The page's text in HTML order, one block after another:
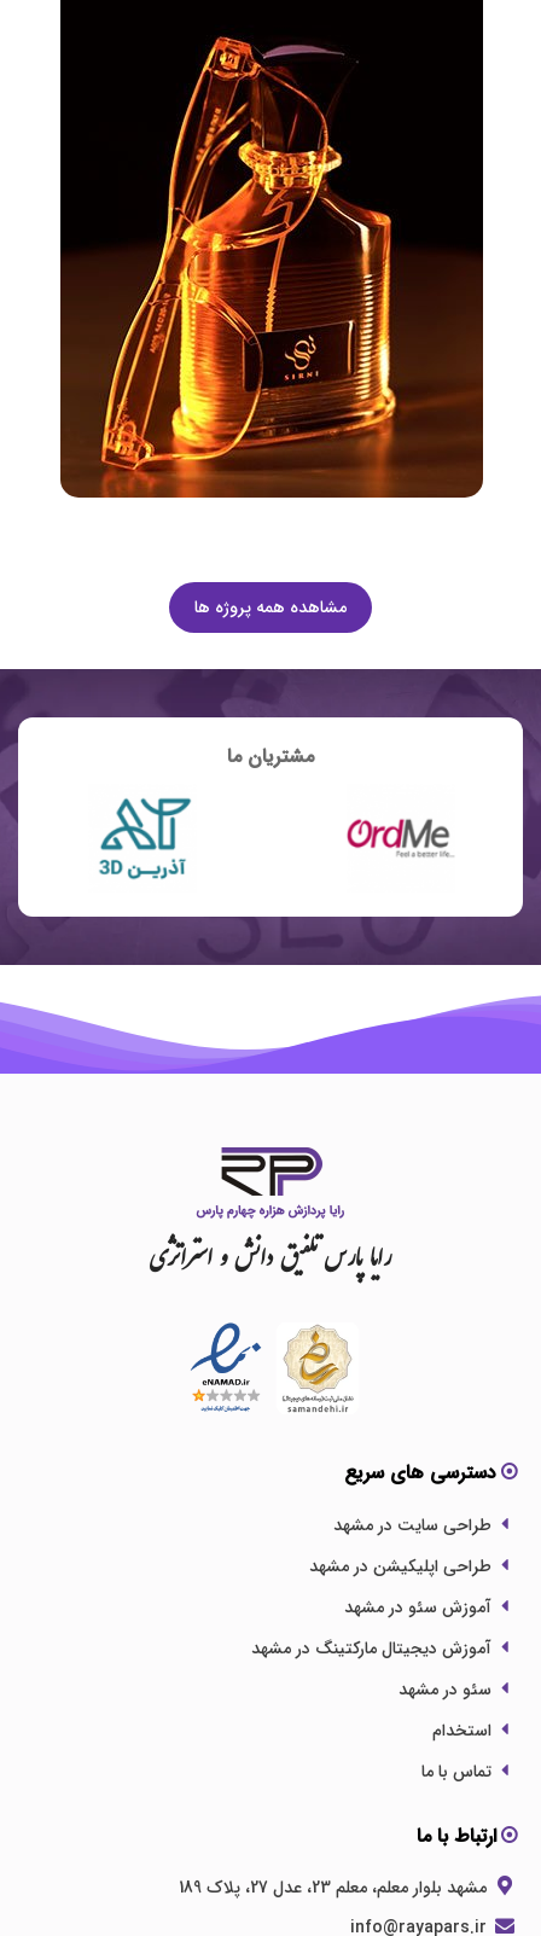
مشاهده همه پروژه ها
مشتریان ما
رایاپارستلفیقدانشواستراتژی
دسترسی های سریع
طراحی سایت در مشهد
طراحی اپلیکیشن در مشهد
آموزش سئو در مشهد
آموزش دیجیتال مارکتینگ در مشهد
سئو در مشهد
استخدام
تماس با ما
ارتباط با ما
مشهد بلوار معلم، معلم 23، عدل 27، پلاک 189